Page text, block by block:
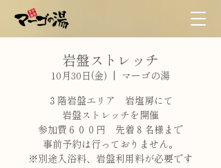
岩盤ストレッチ
10月30日(金)
  |
マーゴの湯
３階岩盤エリア 岩塩房にて
岩盤ストレッチを開催
参加費６００円 先着８名様まで
事前予約は行っておりません。
※別途入浴料、岩盤利用料が必要です